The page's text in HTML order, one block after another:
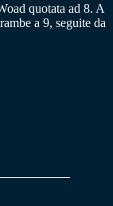
quotata ad 8. A
a 9, seguite da